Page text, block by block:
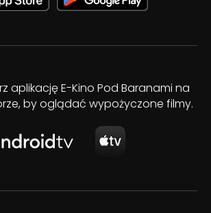
aplikację E-Kino Pod Baranami na
by oglądać wypożyczone filmy.